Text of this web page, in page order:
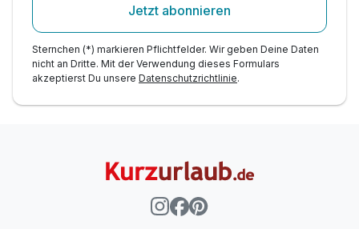
Jetzt abonnieren
Sternchen (*) markieren Pflichtfelder. Wir geben Deine Daten
nicht an Dritte. Mit der Verwendung dieses Formulars
akzeptierst Du unsere Datenschutzrichtlinie.